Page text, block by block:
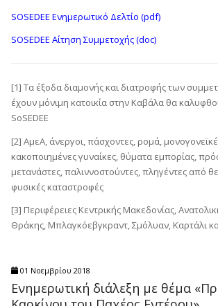
SOSEDEE Ενημερωτικό Δελτίο (pdf)
SΟSEDEE Αίτηση Συμμετοχής (doc)
[1] Τα έξοδα διαμονής και διατροφής των
έχουν μόνιμη κατοικία στην Καβάλα θα
SoSEDEE
[2] ΑμεΑ, άνεργοι, πάσχοντες, ρομά,
κακοποιημένες γυναίκες, θύματα εμπορίας,
μετανάστες, παλιννοστούντες, πληγέντες από
φυσικές καταστροφές
[3] Περιφέρειες Κεντρικής Μακεδονίας,
Θράκης, Μπλαγκόεβγκραντ, Σμόλυαν, Καρτάλι
01 Νοεμβρίου 2018
Ενημερωτική διάλεξη με θέμα